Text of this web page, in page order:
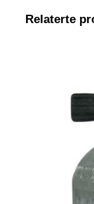
og
Relaterte